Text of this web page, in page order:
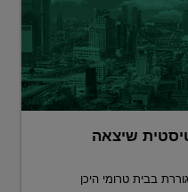
שיצאה
בבית טרומי היכן